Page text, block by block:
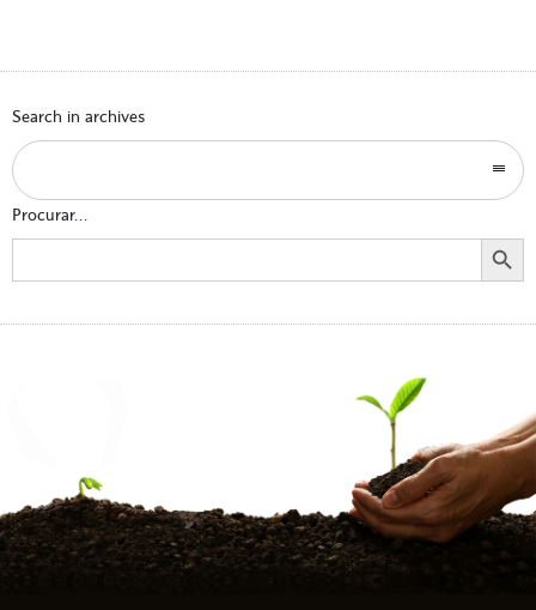
Search in archives
Procurar...
Search
Search Button